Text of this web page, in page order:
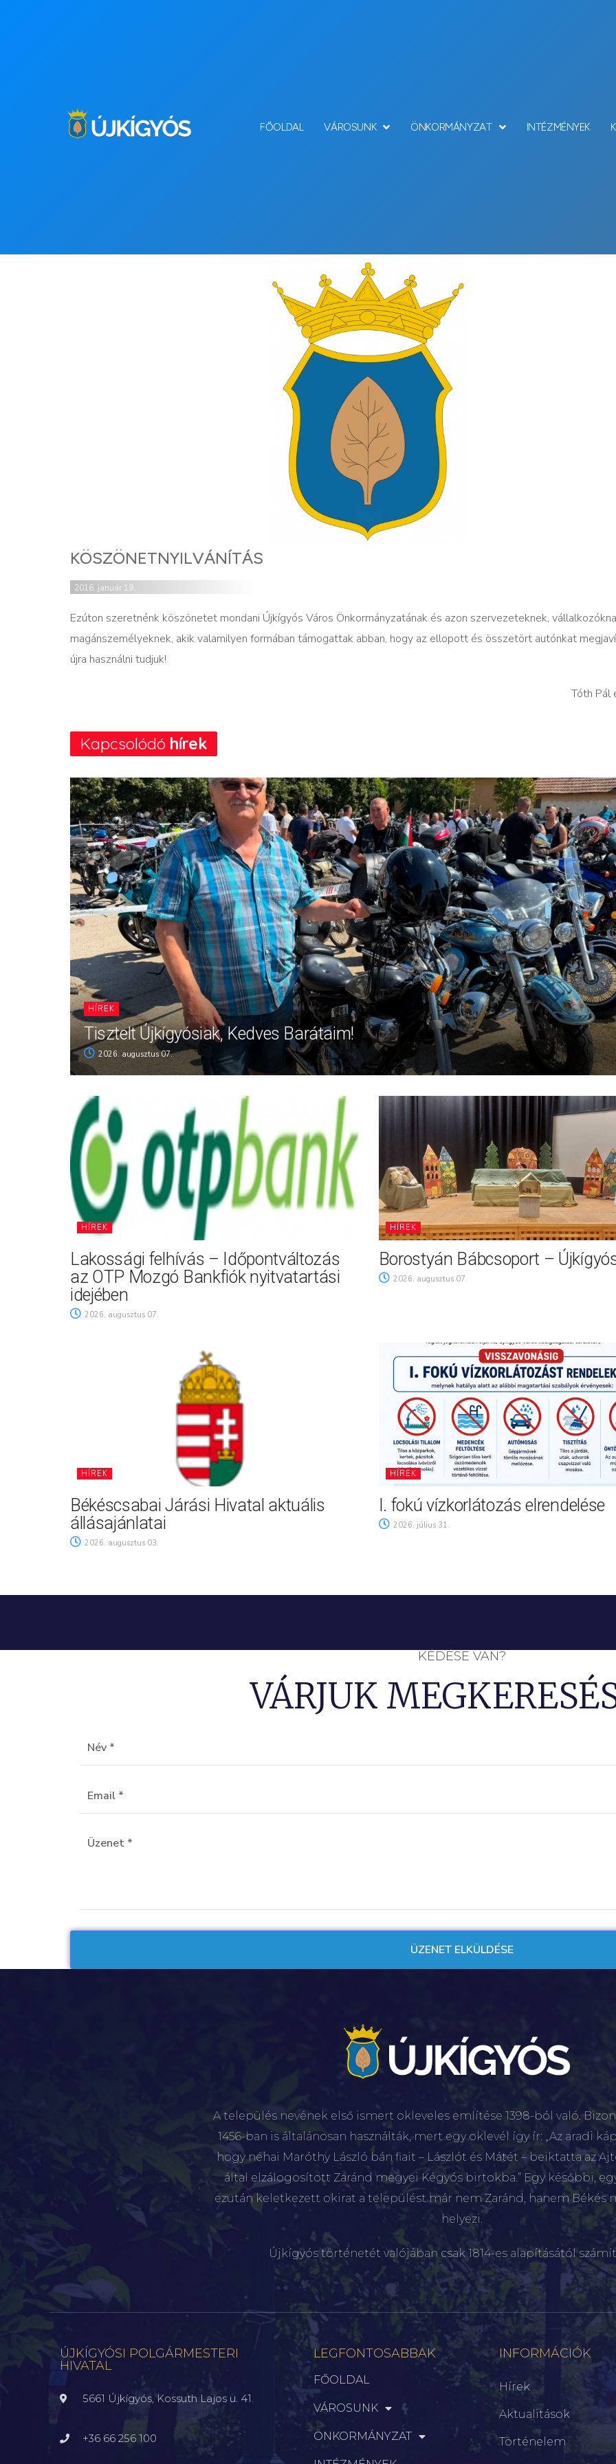
FŐOLDAL VÁROSUNK ÖNKORMÁNYZAT INTÉZMÉNYEK
KÖSZÖNETNYILVÁNÍTÁS
2016. január 19.
Ezúton szeretnénk köszönetet mondani Újkígyós Város Önkormányzatának és azon szervezeteknek,
magánszemélyeknek, akik valamilyen formában támogattak abban, hogy az ellopott és összetört autónkat
újra használni tudjuk!
Tóth Pál
Kapcsolódó hírek
HÍREK
Tisztelt Újkígyósiak, Kedves Barátaim!
2026. augusztus 07.
HÍREK
Lakossági felhívás – Időpontváltozás
az OTP Mozgó Bankfiók nyitvatartási
idejében
2026. augusztus 07.
HÍREK
Borostyán Bábcsoport –
2026. augusztus 07.
HÍREK
Békéscsabai Járási Hivatal aktuális
állásajánlatai
2026. augusztus 03.
HÍREK
I. fokú vízkorlátozás elrendelése
2026. július 31.
KÉDÉSE VAN?
VÁRJUK
A település nevének első ismert okleveles említése 1398-ból való.
1456-ban is általánosan használták, mert egy oklevél így ír: „Az aradi
hogy néhai Maróthy László bán fiait – Lászlót és Mátét – beiktatta az
által elzálogosított Zaránd megyei Kégyós birtokba.” Egy későbbi,
ezután keletkezett okirat a települést már nem Zaránd, hanem Békés
helyezi.
Újkígyós történetét valójában csak 1814-es alapításától
ÚJKÍGYÓSI POLGÁRMESTERI
HIVATAL
5661 Újkígyós, Kossuth Lajos u. 41.
+36 66 256 100
LEGFONTOSABBAK
FŐOLDAL
VÁROSUNK
ÖNKORMÁNYZAT
INFORMÁCIÓK
Hírek
Aktualitások
Történelem